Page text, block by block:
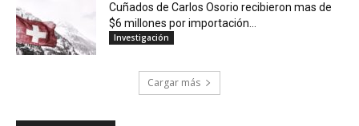
Cuñados de Carlos Osorio recibieron mas de
$6 millones por importación...
Investigación
Cargar más